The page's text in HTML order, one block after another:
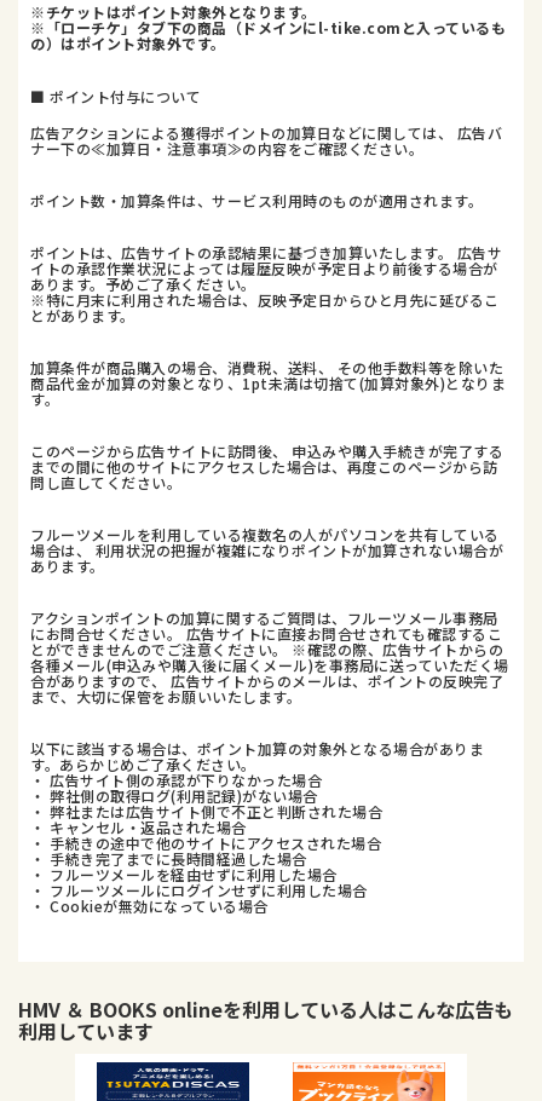
※チケットはポイント対象外となります。
※「ローチケ」タブ下の商品（ドメインにl-tike.comと入っているも
の）はポイント対象外です。
■ ポイント付与について
広告アクションによる獲得ポイントの加算日などに関しては、 広告バ
ナー下の≪加算日・注意事項≫の内容をご確認ください。
ポイント数・加算条件は、サービス利用時のものが適用されます。
ポイントは、広告サイトの承認結果に基づき加算いたします。 広告サ
イトの承認作業状況によっては履歴反映が予定日より前後する場合が
あります。予めご了承ください。
※特に月末に利用された場合は、反映予定日からひと月先に延びるこ
とがあります。
加算条件が商品購入の場合、消費税、送料、 その他手数料等を除いた
商品代金が加算の対象となり、1pt未満は切捨て(加算対象外)となりま
す。
このページから広告サイトに訪問後、 申込みや購入手続きが完了する
までの間に他のサイトにアクセスした場合は、再度このページから訪
問し直してください。
フルーツメールを利用している複数名の人がパソコンを共有している
場合は、 利用状況の把握が複雑になりポイントが加算されない場合が
あります。
アクションポイントの加算に関するご質問は、フルーツメール事務局
にお問合せください。 広告サイトに直接お問合せされても確認するこ
とができませんのでご注意ください。 ※確認の際、広告サイトからの
各種メール(申込みや購入後に届くメール)を事務局に送っていただく場
合がありますので、 広告サイトからのメールは、ポイントの反映完了
まで、大切に保管をお願いいたします。
以下に該当する場合は、ポイント加算の対象外となる場合がありま
す。あらかじめご了承ください。
・ 広告サイト側の承認が下りなかった場合
・ 弊社側の取得ログ(利用記録)がない場合
・ 弊社または広告サイト側で不正と判断された場合
・ キャンセル・返品された場合
・ 手続きの途中で他のサイトにアクセスされた場合
・ 手続き完了までに長時間経過した場合
・ フルーツメールを経由せずに利用した場合
・ フルーツメールにログインせずに利用した場合
・ Cookieが無効になっている場合
HMV ＆ BOOKS onlineを利用している人はこんな広告も
利用しています